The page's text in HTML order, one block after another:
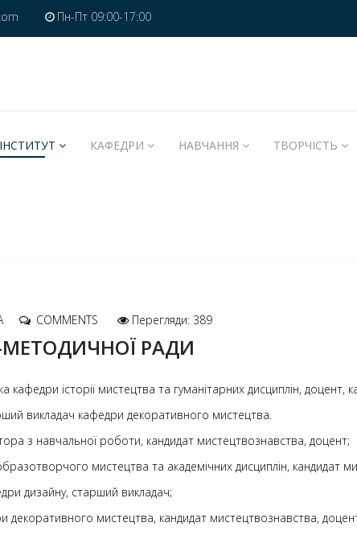
Пн-Пт 09:00-17:00
ІНСТИТУТ КАФЕДРИ НАВЧАННЯ ТВОРЧІСТЬ
COMMENTS Перегляди: 389
РАДИ
кафедри історії мистецтва та гуманітарних дисциплін, доцент,
викладач кафедри декоративного мистецтва.
з навчальної роботи, кандидат мистецтвознавства, доцент;
мистецтва та академічних дисциплін, кандидат
дизайну, старший викладач;
мистецтва, кандидат мистецтвознавства,